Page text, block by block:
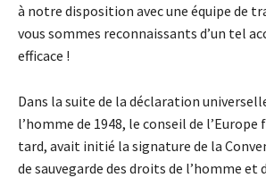
à notre disposition avec une équipe de
vous sommes reconnaissants d’un tel
efficace !
Dans la suite de la déclaration
l’homme de 1948, le conseil de l’Europe
tard, avait initié la signature de la
de sauvegarde des droits de l’homme et